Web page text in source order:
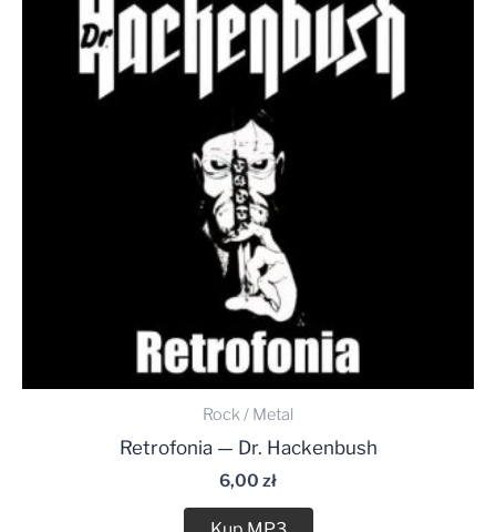
Rock / Metal
Retrofonia — Dr. Hackenbush
6,00 zł